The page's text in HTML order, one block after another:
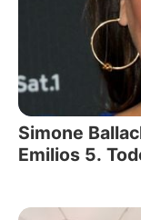
Simone
Emilios 5.